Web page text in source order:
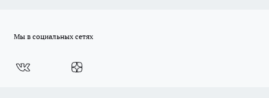
Мы в социальных сетях